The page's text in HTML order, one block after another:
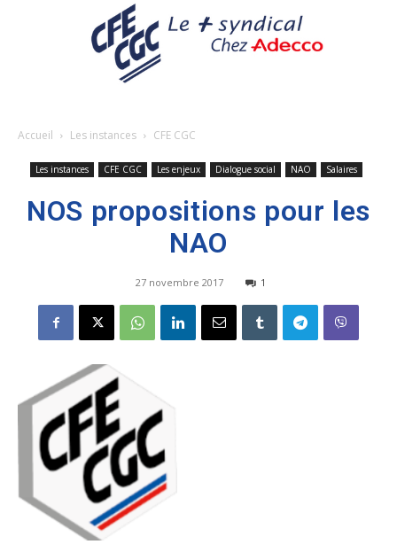
Accueil Les instances CFE CGC
Les instances CFE CGC Les enjeux Dialogue social NAO Salaires
NOS propositions pour les
NAO
27 novembre 2017 1